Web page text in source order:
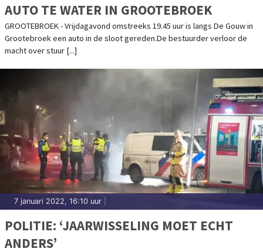
AUTO TE WATER IN GROOTEBROEK
GROOTEBROEK - Vrijdagavond omstreeks 19.45 uur is langs De Gouw in
Grootebroek een auto in de sloot gereden.De bestuurder verloor de
macht over stuur [...]
7 januari 2022, 16:10 uur
POLITIE: ‘JAARWISSELING MOET ECHT
ANDERS’